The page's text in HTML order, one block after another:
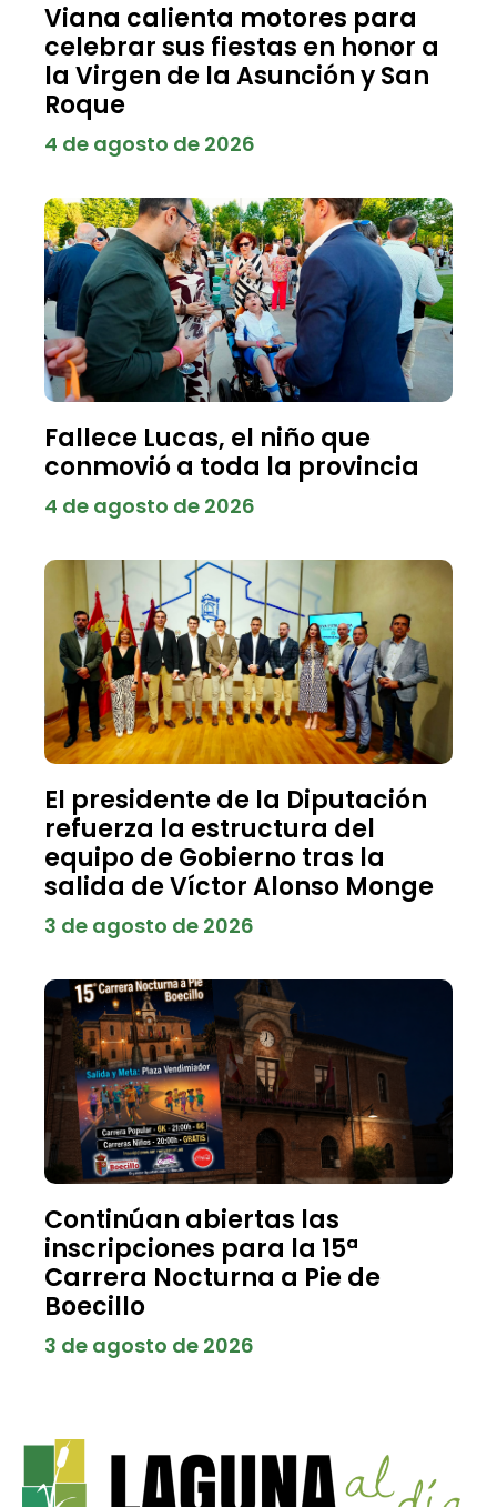
Viana calienta motores para
celebrar sus fiestas en honor a
la Virgen de la Asunción y San
Roque
4 de agosto de 2026
Fallece Lucas, el niño que
conmovió a toda la provincia
4 de agosto de 2026
El presidente de la Diputación
refuerza la estructura del
equipo de Gobierno tras la
salida de Víctor Alonso Monge
3 de agosto de 2026
Continúan abiertas las
inscripciones para la 15ª
Carrera Nocturna a Pie de
Boecillo
3 de agosto de 2026